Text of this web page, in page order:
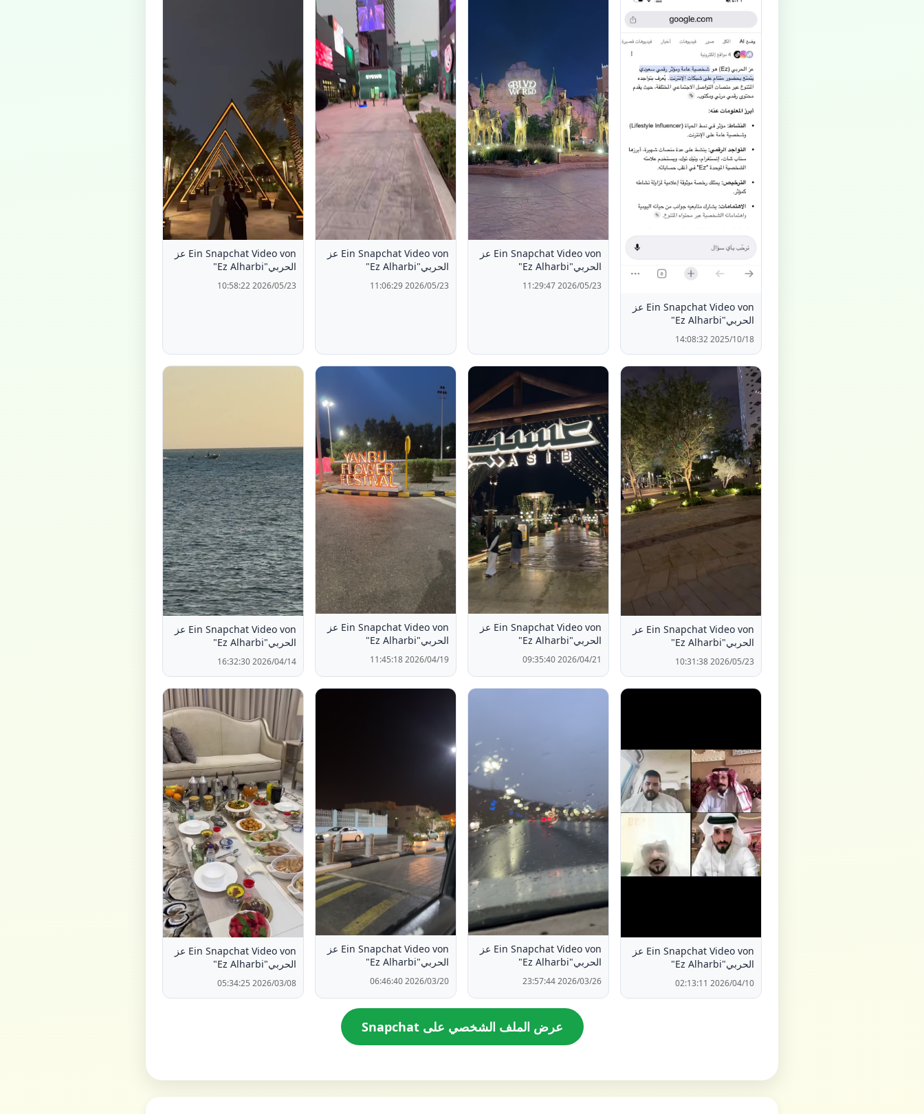
Ein Snapchat Video von عز
الحربي"Ez Alharbi"
2025/10/18 14:08:32
Ein Snapchat Video von عز
الحربي"Ez Alharbi"
2026/05/23 11:29:47
Ein Snapchat Video von عز
الحربي"Ez Alharbi"
2026/05/23 11:06:29
Ein Snapchat Video von عز
الحربي"Ez Alharbi"
2026/05/23 10:58:22
Ein Snapchat Video von عز
الحربي"Ez Alharbi"
2026/05/23 10:31:38
Ein Snapchat Video von عز
الحربي"Ez Alharbi"
2026/04/21 09:35:40
Ein Snapchat Video von عز
الحربي"Ez Alharbi"
2026/04/19 11:45:18
Ein Snapchat Video von عز
الحربي"Ez Alharbi"
2026/04/14 16:32:30
Ein Snapchat Video von عز
الحربي"Ez Alharbi"
2026/04/10 02:13:11
Ein Snapchat Video von عز
الحربي"Ez Alharbi"
2026/03/26 23:57:44
Ein Snapchat Video von عز
الحربي"Ez Alharbi"
2026/03/20 06:46:40
Ein Snapchat Video von عز
الحربي"Ez Alharbi"
2026/03/08 05:34:25
عرض الملف الشخصي على Snapchat